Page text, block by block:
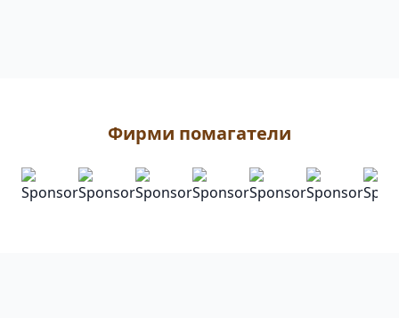
Фирми помагатели